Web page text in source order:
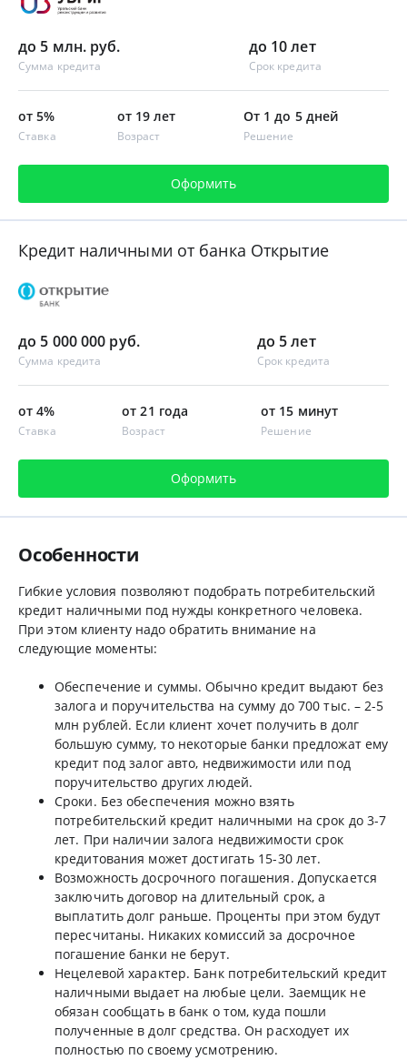
до 5 млн. руб.
Сумма кредита
до 10 лет
Срок кредита
от 5%
Ставка
от 19 лет
Возраст
От 1 до 5 дней
Решение
Оформить
Кредит наличными от банка Открытие
до 5 000 000 руб.
Сумма кредита
до 5 лет
Срок кредита
от 4%
Ставка
от 21 года
Возраст
от 15 минут
Решение
Оформить
Особенности
Гибкие условия позволяют подобрать потребительский
кредит наличными под нужды конкретного человека.
При этом клиенту надо обратить внимание на
следующие моменты:
Обеспечение и суммы. Обычно кредит выдают без
залога и поручительства на сумму до 700 тыс. – 2-5
млн рублей. Если клиент хочет получить в долг
большую сумму, то некоторые банки предложат ему
кредит под залог авто, недвижимости или под
поручительство других людей.
Сроки. Без обеспечения можно взять
потребительский кредит наличными на срок до 3-7
лет. При наличии залога недвижимости срок
кредитования может достигать 15-30 лет.
Возможность досрочного погашения. Допускается
заключить договор на длительный срок, а
выплатить долг раньше. Проценты при этом будут
пересчитаны. Никаких комиссий за досрочное
погашение банки не берут.
Нецелевой характер. Банк потребительский кредит
наличными выдает на любые цели. Заемщик не
обязан сообщать в банк о том, куда пошли
полученные в долг средства. Он расходует их
полностью по своему усмотрению.